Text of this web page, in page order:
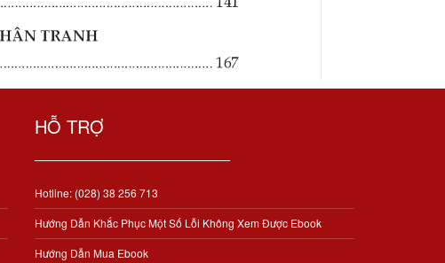
HỖ TRỢ
Hotline: (028) 38 256 713
Hướng Dẫn Khắc Phục Một Số Lỗi Không Xem Được Ebook
Hướng Dẫn Mua Ebook